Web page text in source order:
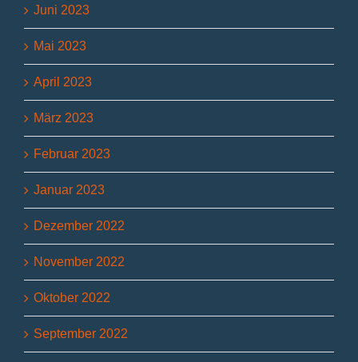
Juni 2023
Mai 2023
April 2023
März 2023
Februar 2023
Januar 2023
Dezember 2022
November 2022
Oktober 2022
September 2022